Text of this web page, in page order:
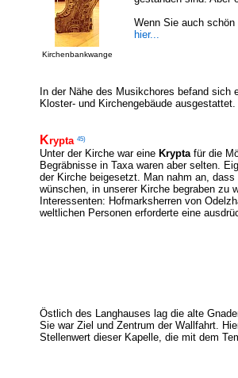
Kirchenbankwange
Wenn Sie auch
hier...
In der Nähe des Musikchores befand sich
Kloster- und Kirchengebäude ausgestattet.
Krypta 45)
Unter der Kirche war eine Kryptafür die
Begräbnisse in Taxa waren aber selten.
der Kirche beigesetzt. Man nahm an,
wünschen, in unserer Kirche begraben zu
Interessenten: Hofmarksherren von
weltlichen Personen erforderte eine
Östlich des Langhauses lag die alte
Sie war Ziel und Zentrum der Wallfahrt.
Stellenwert dieser Kapelle, die mit dem